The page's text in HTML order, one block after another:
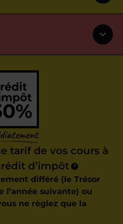
tarif de vos cours à
d’impôt
?
différé (le Trésor
l’année suivante) ou
ne règlez que la